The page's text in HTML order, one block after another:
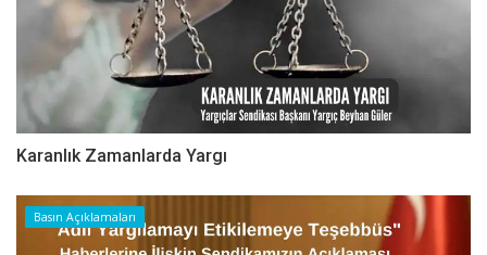
Karanlık Zamanlarda Yargı
Basın Açıklamaları